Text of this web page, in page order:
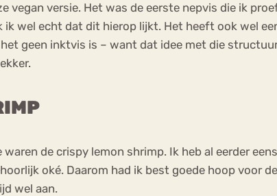
vegan versie. Het was de eerste nepvis die ik
ik wel echt dat dit hierop lijkt. Het heeft ook wel
geen inktvis is – want dat idee met die
de crispy lemon shrimp. Ik heb al eerder
oké. Daarom had ik best goede hoop voor
wel aan.